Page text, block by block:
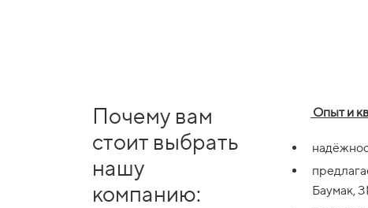
Почему вам
стоит выбрать
нашу
компанию:
Опыт и
Баумак,